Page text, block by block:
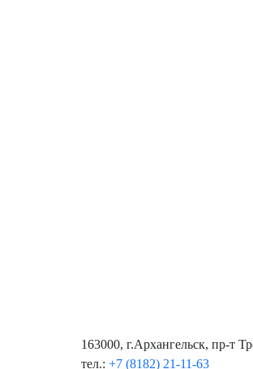
163000, г.Архангельск, пр-т
тел.: +7 (8182) 21-11-63